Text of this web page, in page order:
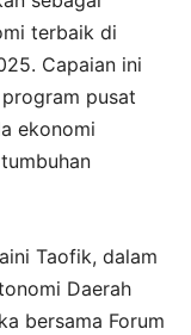
terbaik di
Capaian ini
pusat
ekonomi
Taofik, dalam
Daerah
bersama Forum